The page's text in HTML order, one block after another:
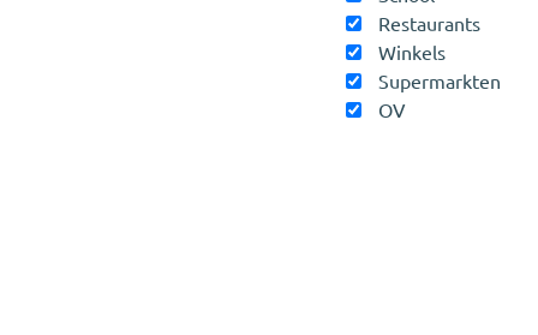
Restaurants
Winkels
Supermarkten
OV